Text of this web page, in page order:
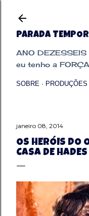
PARADA
ANO DEZESSEIS
eu tenho a
SOBRE
janeiro 08, 2014
OS HERÓIS DO
CASA DE HADES